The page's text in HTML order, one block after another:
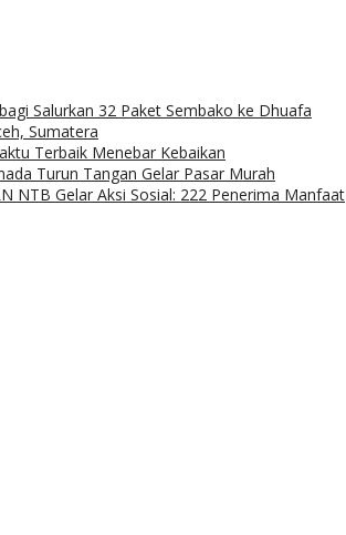
Salurkan 32 Paket Sembako ke Dhuafa
Sumatera
Terbaik Menebar Kebaikan
Turun Tangan Gelar Pasar Murah
NTB Gelar Aksi Sosial: 222 Penerima Manfaat